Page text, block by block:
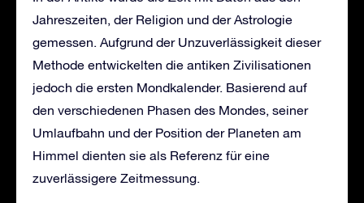
Jahreszeiten, der Religion und der Astrologie
gemessen. Aufgrund der Unzuverlässigkeit dieser
Methode entwickelten die antiken Zivilisationen
jedoch die ersten Mondkalender. Basierend auf
den verschiedenen Phasen des Mondes, seiner
Umlaufbahn und der Position der Planeten am
Himmel dienten sie als Referenz für eine
zuverlässigere Zeitmessung.